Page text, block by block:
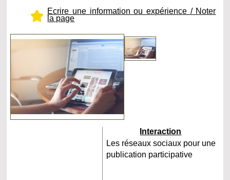
Ecrire une information ou expérience / Noter
la page
Interaction
Les réseaux sociaux pour une
publication participative